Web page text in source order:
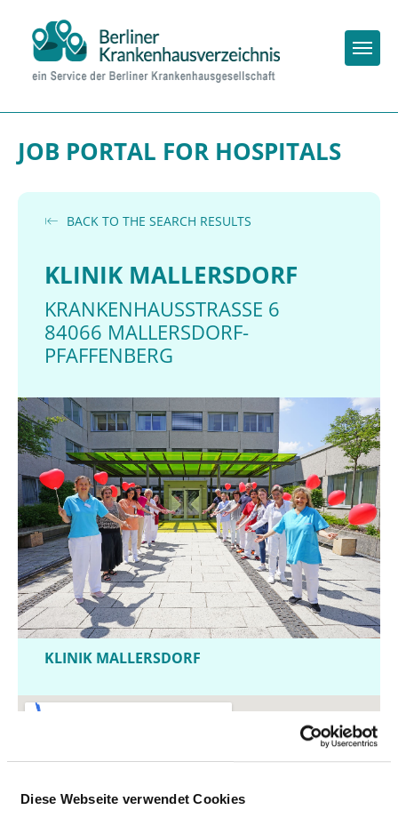
Diese Webseite verwendet Cookies
JOB PORTAL FOR HOSPITALS
BACK TO THE SEARCH RESULTS
KLINIK MALLERSDORF
KRANKENHAUSSTRASSE 6
84066 MALLERSDORF-
PFAFFENBERG
KLINIK MALLERSDORF